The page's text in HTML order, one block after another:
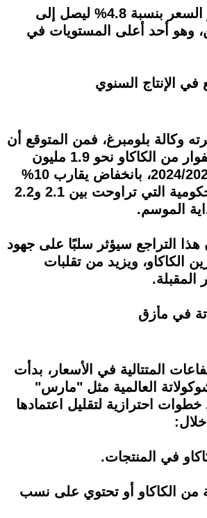
في نيويورك، قفز السعر بنسبة 4.8% ليصل إلى
وهو أحد أعلى المستويات في
وكالة بلومبرغ، فمن المتوقع أن
يبلغ إنتاج كوت ديفوار من الكاكاو نحو 1.9 مليون
طن في موسم 2024/2025، بانخفاض يقارب 10%
عن التقديرات الحكومية التي تراوحت بين 2.1 و2.2
الموسم.
هذا التراجع سيؤثر سلبًا على جهود
الكاكاو، ويزيد من تقلبات
المقبلة.
في مأزق
المتتالية في الأسعار، بدأت
العالمية مثل "مارس"
احترازية لتقليل اعتمادها
في المنتجات.
من الكاكاو أو تحتوي على نسب